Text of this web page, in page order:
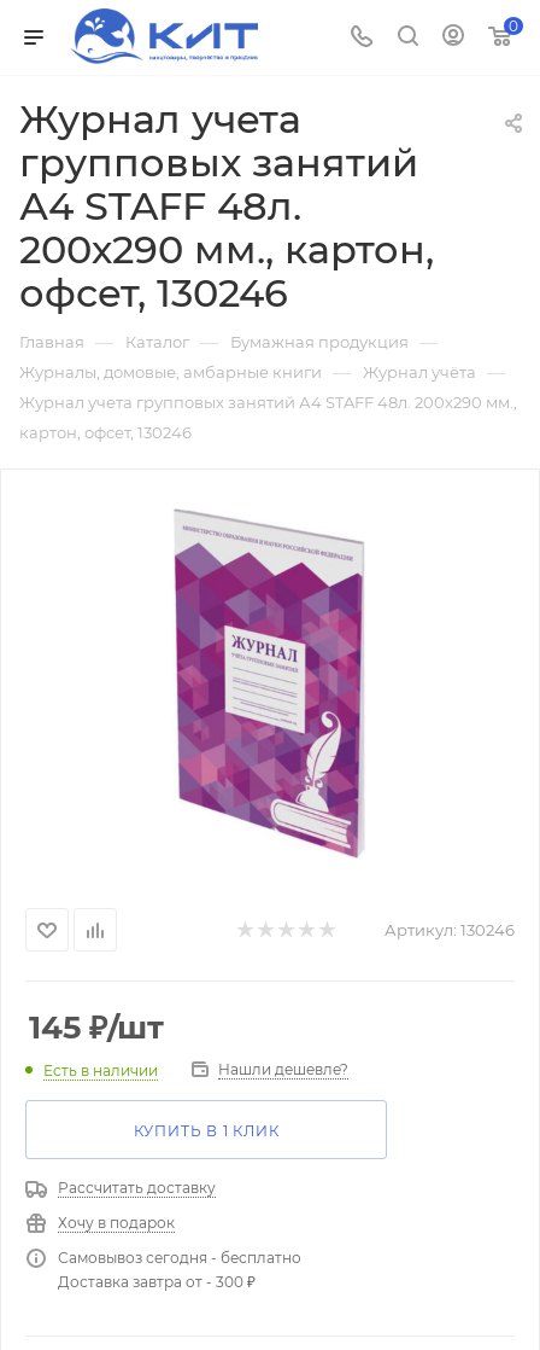
0
Журнал учета
групповых занятий
А4 STAFF 48л.
200х290 мм., картон,
офсет, 130246
Главная — Каталог — Бумажная продукция —
Журналы, домовые, амбарные книги — Журнал учёта —
Журнал учета групповых занятий А4 STAFF 48л. 200х290 мм.,
картон, офсет, 130246
Артикул: 130246
145 ₽/шт
Есть в наличии Нашли дешевле?
КУПИТЬ В 1 КЛИК
Рассчитать доставку
Хочу в подарок
Самовывоз сегодня - бесплатно
Доставка завтра от - 300 ₽